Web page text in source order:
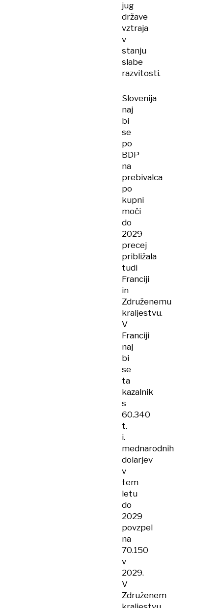
jug
države
vztraja
v
stanju
slabe
razvitosti.
Slovenija
naj
bi
se
po
BDP
na
prebivalca
po
kupni
moči
do
2029
precej
približala
tudi
Franciji
in
Združenemu
kraljestvu.
V
Franciji
naj
bi
se
ta
kazalnik
s
60.340
t.
i.
mednarodnih
dolarjev
v
tem
letu
do
2029
povzpel
na
70.150
v
2029.
V
Združenem